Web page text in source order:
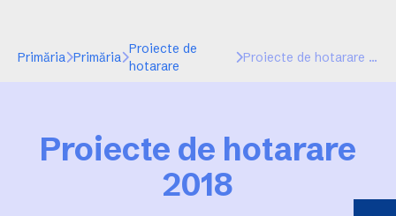
Primăria Primăria
Proiecte de
hotarare
Proiecte de hotarare 2018
Proiecte de hotarare
2018